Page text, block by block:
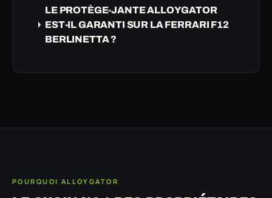
LE PROTÈGE-JANTE ALLOYGATOR
EST-IL GARANTI SUR LA FERRARI F12
BERLINETTA ?
POURQUOI ALLOYGATOR